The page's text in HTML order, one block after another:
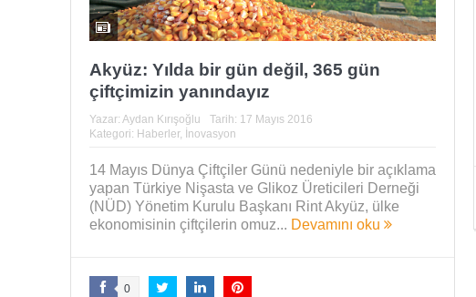
Akyüz: Yılda bir gün değil, 365 gün
çiftçimizin yanındayız
Yazar: Aydan Kırışoğlu Tarih: 17 Mayıs 2016
Kategori: Haberler, İnovasyon
14 Mayıs Dünya Çiftçiler Günü nedeniyle bir açıklama
yapan Türkiye Nişasta ve Glikoz Üreticileri Derneği
(NÜD) Yönetim Kurulu Başkanı Rint Akyüz, ülke
ekonomisinin çiftçilerin omuz... Devamını oku
0